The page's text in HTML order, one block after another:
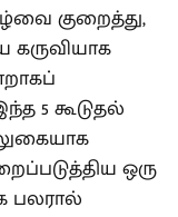
குறைத்து,
கருவியாக
5 கூடுதல்
ஒரு
பலரால்